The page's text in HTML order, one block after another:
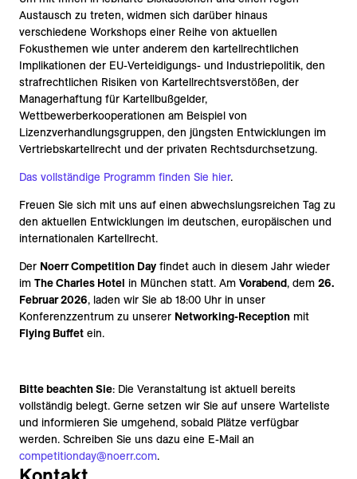
Austausch zu treten, widmen sich darüber hinaus
verschiedene Workshops einer Reihe von aktuellen
Fokusthemen wie unter anderem den kartellrechtlichen
Implikationen der EU-Verteidigungs- und Industriepolitik, den
strafrechtlichen Risiken von Kartellrechtsverstößen, der
Managerhaftung für Kartellbußgelder,
Wettbewerberkooperationen am Beispiel von
Lizenzverhandlungsgruppen, den jüngsten Entwicklungen im
Vertriebskartellrecht und der privaten Rechtsdurchsetzung.
Das vollständige Programm finden Sie hier.
Freuen Sie sich mit uns auf einen abwechslungsreichen Tag zu
den aktuellen Entwicklungen im deutschen, europäischen und
internationalen Kartellrecht.
Der Noerr Competition Day findet auch in diesem Jahr wieder
im The Charles Hotel in München statt. Am Vorabend, dem 26.
Februar 2026, laden wir Sie ab 18:00 Uhr in unser
Konferenzzentrum zu unserer Networking-Reception mit
Flying Buffet ein.
Bitte beachten Sie: Die Veranstaltung ist aktuell bereits
vollständig belegt. Gerne setzen wir Sie auf unsere Warteliste
und informieren Sie umgehend, sobald Plätze verfügbar
werden. Schreiben Sie uns dazu eine E-Mail an
competitionday@noerr.com.